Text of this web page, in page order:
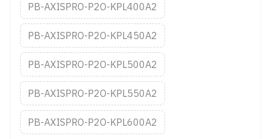
PB-AXISPRO-P2O-KPL400A2
PB-AXISPRO-P2O-KPL450A2
PB-AXISPRO-P2O-KPL500A2
PB-AXISPRO-P2O-KPL550A2
PB-AXISPRO-P2O-KPL600A2